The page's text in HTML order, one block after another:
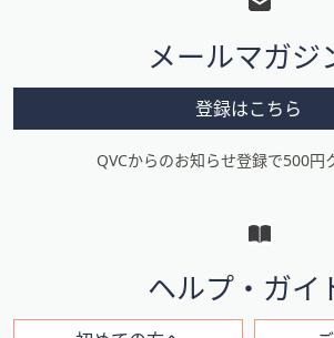
メ
ニ
ン
メールマガジ
登録はこちら
QVCからのお知らせ登録で500円
ヘルプ・ガイ